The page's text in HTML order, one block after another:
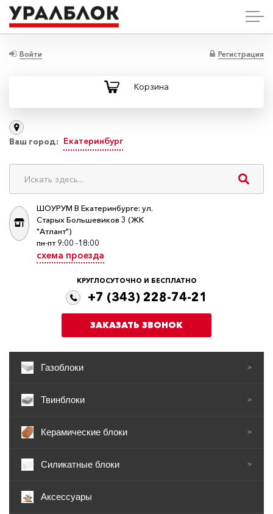
Войти Регистрация
Корзина
Ваш город: Екатеринбург
ШОУРУМ В Екатеринбурге: ул.
Старых Большевиков 3 (ЖК
"Атлант")
пн-пт 9:00 -18:00
схема проезда
КРУГЛОСУТОЧНО И БЕСПЛАТНО
+7 (343) 228-74-21
ЗАКАЗАТЬ ЗВОНОК
Газоблоки >
Твинблоки >
Керамические блоки >
Силикатные блоки >
Аксессуары